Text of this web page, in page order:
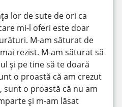
lor de sute de ori ca
mi-l oferi este doar
M-am săturat de
rezist. M-am săturat să
și pe tine să te doară
o proastă că am crezut
o proastă că nu am
și m-am lăsat